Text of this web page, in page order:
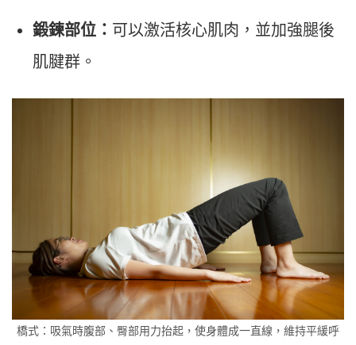
鍛鍊部位： 可以激活核心肌肉，並加強腿後
肌腱群。
橋式：吸氣時腹部、臀部用力抬起，使身體成一直線，維持平緩呼